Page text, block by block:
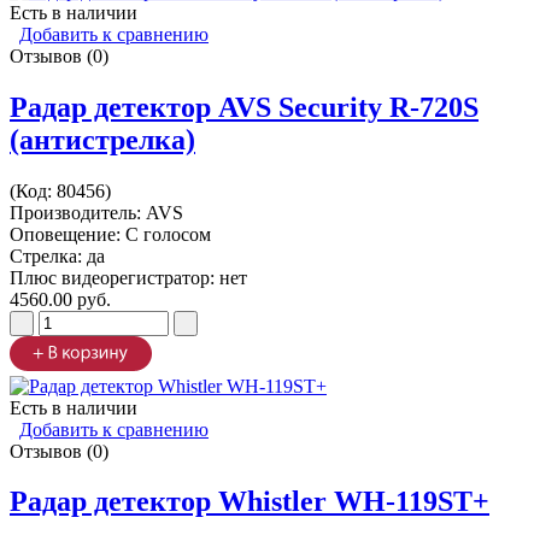
Есть в наличии
Добавить к сравнению
Отзывов (0)
Радар детектор AVS Security R-720S
(антистрелка)
(Код: 80456)
Производитель: AVS
Оповещение: С голосом
Стрелка: да
Плюс видеорегистратор: нет
4560.00 руб.
Есть в наличии
Добавить к сравнению
Отзывов (0)
Радар детектор Whistler WH-119ST+